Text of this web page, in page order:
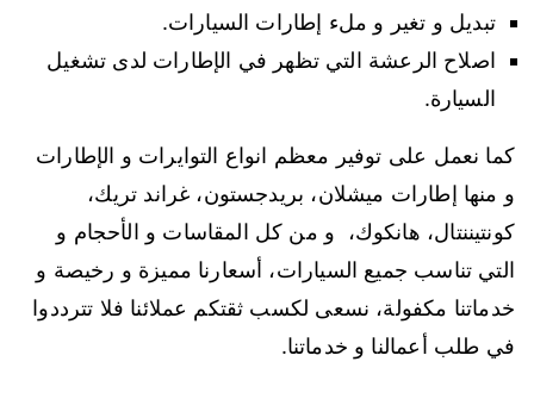
تبديل و تغير و ملء إطارات السيارات.
اصلاح الرعشة التي تظهر في الإطارات لدى تشغيل
السيارة.
كما نعمل على توفير معظم انواع التوايرات و الإطارات
و منها إطارات ميشلان، بريدجستون، غراند تريك،
كونتيننتال، هانكوك، و من كل المقاسات و الأحجام و
التي تناسب جميع السيارات، أسعارنا مميزة و رخيصة و
خدماتنا مكفولة، نسعى لكسب ثقتكم عملائنا فلا تترددوا
في طلب أعمالنا و خدماتنا.